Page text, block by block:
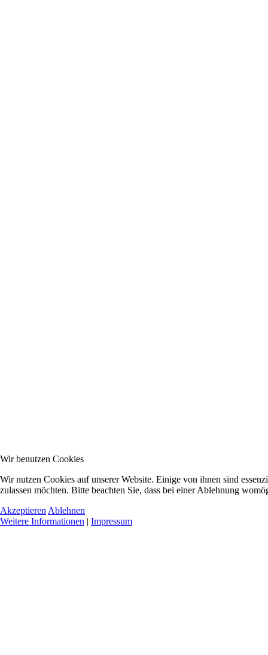
Wir benutzen Cookies
Wir nutzen Cookies auf unserer Website. Einige von ihnen sind
zulassen möchten. Bitte beachten Sie, dass bei einer Ablehnung
Akzeptieren Ablehnen
Weitere Informationen | Impressum